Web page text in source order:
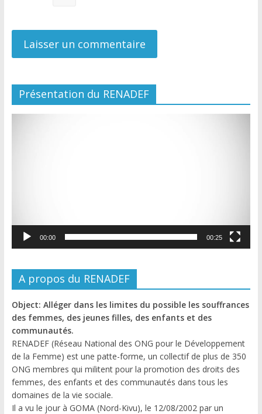
Présentation du RENADEF
00:00 00:25
A propos du RENADEF
Object: Alléger dans les limites du possible les souffrances
des femmes, des jeunes filles, des enfants et des
communautés.
RENADEF (Réseau National des ONG pour le Développement
de la Femme) est une patte-forme, un collectif de plus de 350
ONG membres qui militent pour la promotion des droits des
femmes, des enfants et des communautés dans tous les
domaines de la vie sociale.
Il a vu le jour à GOMA (Nord-Kivu), le 12/08/2002 par un